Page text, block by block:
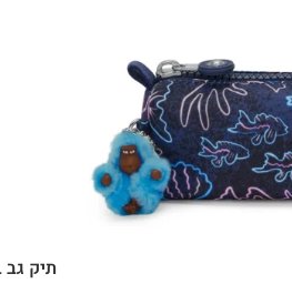
תיק גב CLASS SEOUL